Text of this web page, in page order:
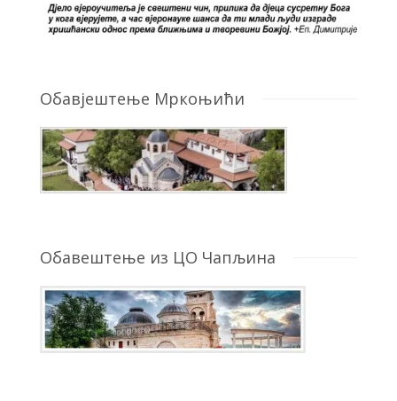
Обавјештење Мркоњићи
Обавештење из ЦО Чапљина